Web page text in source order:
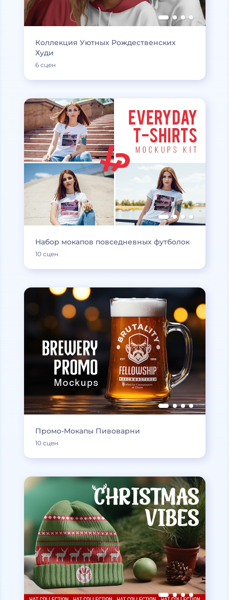
Коллекция Уютных Рождественских
Худи
6 сцен
Набор мокапов повседневных футболок
10 сцен
Промо-Мокапы Пивоварни
10 сцен